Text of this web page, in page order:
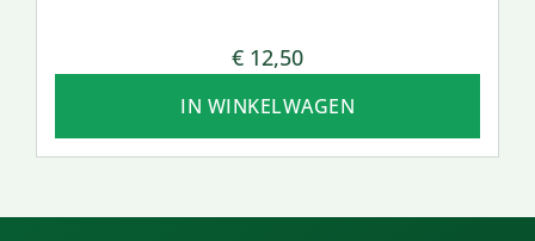
€ 12,50
IN WINKELWAGEN